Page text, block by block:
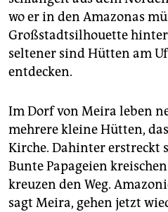
wo er in den Amazonas
Großstadtsilhouette hinter
seltener sind Hütten am
entdecken.
Im Dorf von Meira leben
mehrere kleine Hütten,
Kirche. Dahinter erstreckt
Bunte Papageien
kreuzen den Weg.
sagt Meira, gehen jetzt